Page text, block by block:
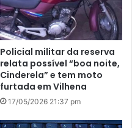
Policial militar da reserva
relata possível “boa noite,
Cinderela” e tem moto
furtada em Vilhena
17/05/2026 21:37 pm